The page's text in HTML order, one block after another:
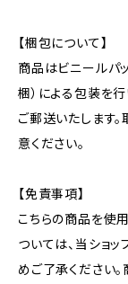
【梱包について】
商品はビニールパ
梱）による包装を
ご郵送いたします
意ください。
【免責事項】
こちらの商品を使
ついては、当ショ
めご了承ください